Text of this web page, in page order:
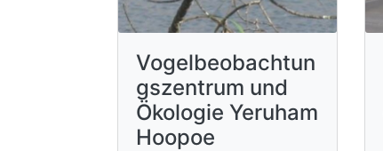
Vogelbeobachtun
gszentrum und
Ökologie Yeruham
Hoopoe